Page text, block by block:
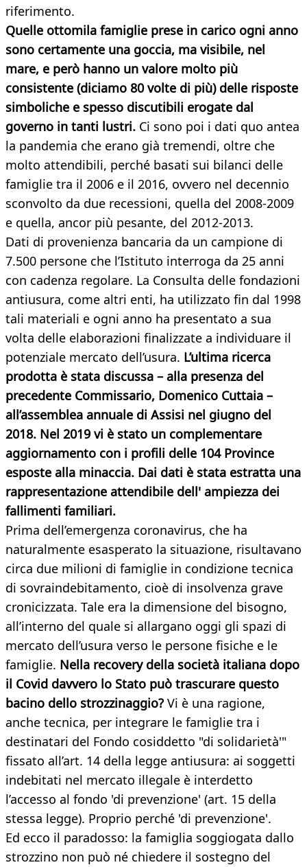
riferimento.
Quelle ottomila famiglie prese in carico ogni anno
sono certamente una goccia, ma visibile, nel
mare, e però hanno un valore molto più
consistente (diciamo 80 volte di più) delle risposte
simboliche e spesso discutibili erogate dal
governo in tanti lustri. Ci sono poi i dati quo antea
la pandemia che erano già tremendi, oltre che
molto attendibili, perché basati sui bilanci delle
famiglie tra il 2006 e il 2016, ovvero nel decennio
sconvolto da due recessioni, quella del 2008-2009
e quella, ancor più pesante, del 2012-2013.
Dati di provenienza bancaria da un campione di
7.500 persone che l’Istituto interroga da 25 anni
con cadenza regolare. La Consulta delle fondazioni
antiusura, come altri enti, ha utilizzato fin dal 1998
tali materiali e ogni anno ha presentato a sua
volta delle elaborazioni finalizzate a individuare il
potenziale mercato dell’usura. L’ultima ricerca
prodotta è stata discussa – alla presenza del
precedente Commissario, Domenico Cuttaia –
all’assemblea annuale di Assisi nel giugno del
2018. Nel 2019 vi è stato un complementare
aggiornamento con i profili delle 104 Province
esposte alla minaccia. Dai dati è stata estratta una
rappresentazione attendibile dell' ampiezza dei
fallimenti familiari.
Prima dell’emergenza coronavirus, che ha
naturalmente esasperato la situazione, risultavano
circa due milioni di famiglie in condizione tecnica
di sovraindebitamento, cioè di insolvenza grave
cronicizzata. Tale era la dimensione del bisogno,
all’interno del quale si allargano oggi gli spazi di
mercato dell’usura verso le persone fisiche e le
famiglie. Nella recovery della società italiana dopo
il Covid davvero lo Stato può trascurare questo
bacino dello strozzinaggio? Vi è una ragione,
anche tecnica, per integrare le famiglie tra i
destinatari del Fondo cosiddetto "di solidarietà'"
fissato all’art. 14 della legge antiusura: ai soggetti
indebitati nel mercato illegale è interdetto
l’accesso al fondo 'di prevenzione' (art. 15 della
stessa legge). Proprio perché 'di prevenzione'.
Ed ecco il paradosso: la famiglia soggiogata dallo
strozzino non può né chiedere il sostegno del